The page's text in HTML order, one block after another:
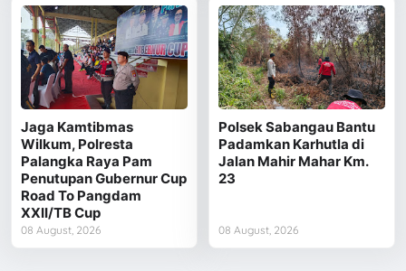
Jaga Kamtibmas
Wilkum, Polresta
Palangka Raya Pam
Penutupan Gubernur Cup
Road To Pangdam
XXII/TB Cup
08 August, 2026
Polsek Sabangau Bantu
Padamkan Karhutla di
Jalan Mahir Mahar Km.
23
08 August, 2026